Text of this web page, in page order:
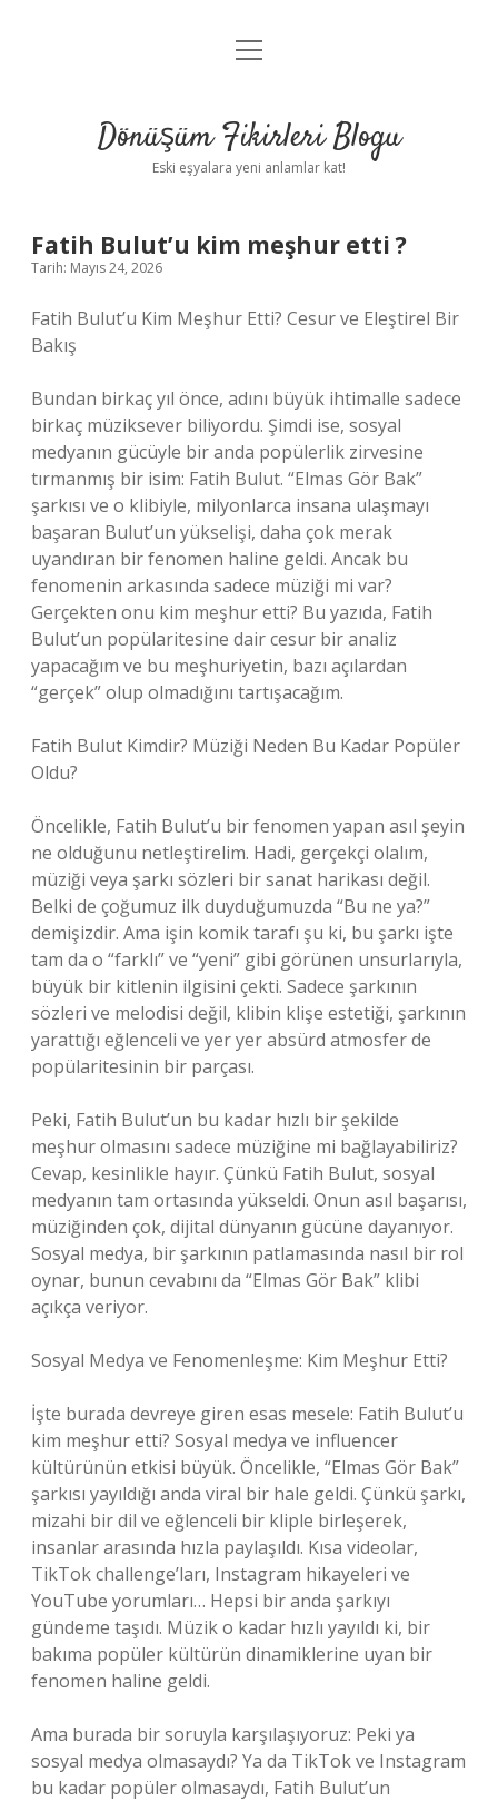
Anasayfa
Yasal Uyarı
menüyü
Dönüşüm Fikirleri Blogu
Eski eşyalara yeni anlamlar kat!
Fatih Bulut’u kim meşhur etti ?
Tarih: Mayıs 24, 2026
Fatih Bulut’u Kim Meşhur Etti? Cesur ve Eleştirel Bir
Bakış
Bundan birkaç yıl önce, adını büyük ihtimalle sadece
birkaç müziksever biliyordu. Şimdi ise, sosyal
medyanın gücüyle bir anda popülerlik zirvesine
tırmanmış bir isim: Fatih Bulut. “Elmas Gör Bak”
şarkısı ve o klibiyle, milyonlarca insana ulaşmayı
başaran Bulut’un yükselişi, daha çok merak
uyandıran bir fenomen haline geldi. Ancak bu
fenomenin arkasında sadece müziği mi var?
Gerçekten onu kim meşhur etti? Bu yazıda, Fatih
Bulut’un popülaritesine dair cesur bir analiz
yapacağım ve bu meşhuriyetin, bazı açılardan
“gerçek” olup olmadığını tartışacağım.
Fatih Bulut Kimdir? Müziği Neden Bu Kadar Popüler
Oldu?
Öncelikle, Fatih Bulut’u bir fenomen yapan asıl şeyin
ne olduğunu netleştirelim. Hadi, gerçekçi olalım,
müziği veya şarkı sözleri bir sanat harikası değil.
Belki de çoğumuz ilk duyduğumuzda “Bu ne ya?”
demişizdir. Ama işin komik tarafı şu ki, bu şarkı işte
tam da o “farklı” ve “yeni” gibi görünen unsurlarıyla,
büyük bir kitlenin ilgisini çekti. Sadece şarkının
sözleri ve melodisi değil, klibin klişe estetiği, şarkının
yarattığı eğlenceli ve yer yer absürd atmosfer de
popülaritesinin bir parçası.
Peki, Fatih Bulut’un bu kadar hızlı bir şekilde
meşhur olmasını sadece müziğine mi bağlayabiliriz?
Cevap, kesinlikle hayır. Çünkü Fatih Bulut, sosyal
medyanın tam ortasında yükseldi. Onun asıl başarısı,
müziğinden çok, dijital dünyanın gücüne dayanıyor.
Sosyal medya, bir şarkının patlamasında nasıl bir rol
oynar, bunun cevabını da “Elmas Gör Bak” klibi
açıkça veriyor.
Sosyal Medya ve Fenomenleşme: Kim Meşhur Etti?
İşte burada devreye giren esas mesele: Fatih Bulut’u
kim meşhur etti? Sosyal medya ve influencer
kültürünün etkisi büyük. Öncelikle, “Elmas Gör Bak”
şarkısı yayıldığı anda viral bir hale geldi. Çünkü şarkı,
mizahi bir dil ve eğlenceli bir kliple birleşerek,
insanlar arasında hızla paylaşıldı. Kısa videolar,
TikTok challenge’ları, Instagram hikayeleri ve
YouTube yorumları… Hepsi bir anda şarkıyı
gündeme taşıdı. Müzik o kadar hızlı yayıldı ki, bir
bakıma popüler kültürün dinamiklerine uyan bir
fenomen haline geldi.
Ama burada bir soruyla karşılaşıyoruz: Peki ya
sosyal medya olmasaydı? Ya da TikTok ve Instagram
bu kadar popüler olmasaydı, Fatih Bulut’un